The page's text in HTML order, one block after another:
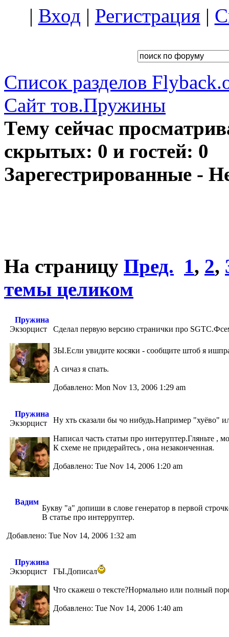
| Вход | Регистрация|
Список разделов
Сайт тов.Пружины
Тему сейчас
скрытых: 0 и гостей: 0
Зарегестрированные -
На страницу Пред. 1, 2,
темы целиком
Пружина
Экзорцист
Сделал первую версию странички про
ЗЫ.Если увидите косяки - сообщите штоб я
А сичаз я спать.
Добавлено: Mon Nov 13, 2006 1:29 am
Пружина
Экзорцист
Ну хть сказали бы чо нибудь.Например "хуёво"
Написал часть статьи про интеруптер.Гляньте ,
К схеме не придерайтесь , она незаконченная.
Добавлено: Tue Nov 14, 2006 1:20 am
Вадим
Букву "а" допиши в слове генератор в первой
В статье про интерруптер.
Добавлено: Tue Nov 14, 2006 1:32 am
Пружина
Экзорцист
ГЫ.Дописал
Что скажеш о тексте?Нормально или полный
Добавлено: Tue Nov 14, 2006 1:40 am